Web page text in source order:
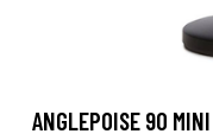
ANGLEPOISE 90